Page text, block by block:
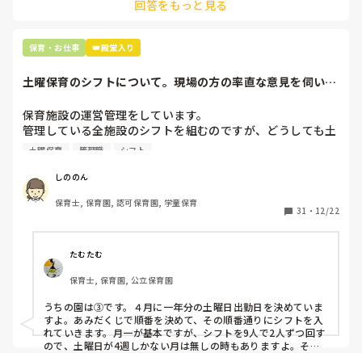
最後の職場にしようと思っていましたが
辞めることは逃げ、と、過去辞めた人も何年も言われ続けて
います
回答をもっと見る
保育・お仕事 👑殿堂入り
土曜保育のシフトについて。現場の方の率直な意見を伺いた
保育施設の運営管理をしています。
管理している全施設のシフトを組むのですが、どうしても土
曜保育だけは入れる方が少なく、いつも苦労しています。
て入職しているはずですが、いざ勤務が始まると一日も土曜
出勤が出来ない方ばかりです。
①土曜日の希望休は2日まで、と制限をかける
②毎月、必ず土曜保育に入ることのできる日を1日だけピッ
クアップしてもらう
③仮シフトが出た時、土曜出勤が難しければ自身で代わりの
人を交渉して見つけてもらう
上記のいずれかの対策を取り入れることを考えています。
土曜保育 管理職 シフト
しののん
保育士, 保育園, 認可保育園, 学童保育
31 ・ 12/22
たむたむ
保育士, 保育園, 公立保育園
うちの園は③です。４月に一年分の土曜日出勤日を決めていま
すよ。あみだくじで順番を決めて、その順番通りにシフトを入
れていきます。月一が基本ですが、シフトを9人で2人ずつ回す
ので、土曜日が4週しかない月は無しの時もありますよ。その